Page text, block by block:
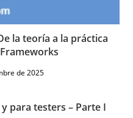
la teoría a la práctica
de 2025
para testers – Parte I